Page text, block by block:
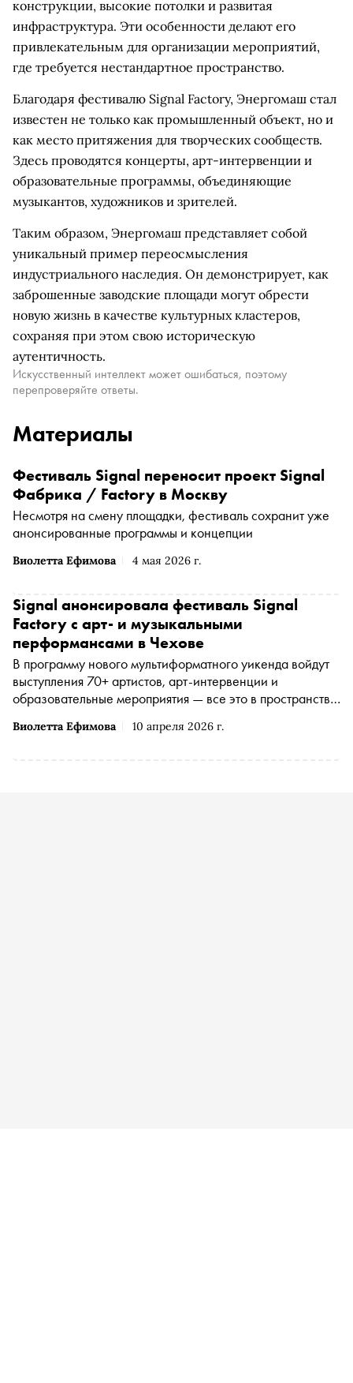
конструкции, высокие потолки и развитая
инфраструктура. Эти особенности делают его
привлекательным для организации мероприятий,
где требуется нестандартное пространство.
Благодаря фестивалю Signal Factory, Энергомаш стал
известен не только как промышленный объект, но и
как место притяжения для творческих сообществ.
Здесь проводятся концерты, арт-интервенции и
образовательные программы, объединяющие
музыкантов, художников и зрителей.
Таким образом, Энергомаш представляет собой
уникальный пример переосмысления
индустриального наследия. Он демонстрирует, как
заброшенные заводские площади могут обрести
новую жизнь в качестве культурных кластеров,
сохраняя при этом свою историческую
аутентичность.
Искусственный интеллект может ошибаться, поэтому
перепроверяйте ответы.
Материалы
Виолетта Ефимова 4 мая 2026 г.
Фестиваль Signal переносит проект Signal
Фабрика / Factory в Москву
Несмотря на смену площадки, фестиваль сохранит уже
анонсированные программы и концепции
Виолетта Ефимова 10 апреля 2026 г.
Signal анонсировала фестиваль Signal
Factory с арт- и музыкальными
перформансами в Чехове
В программу нового мультиформатного уикенда войдут
выступления 70+ артистов, арт-интервенции и
образовательные мероприятия — все это в пространстве